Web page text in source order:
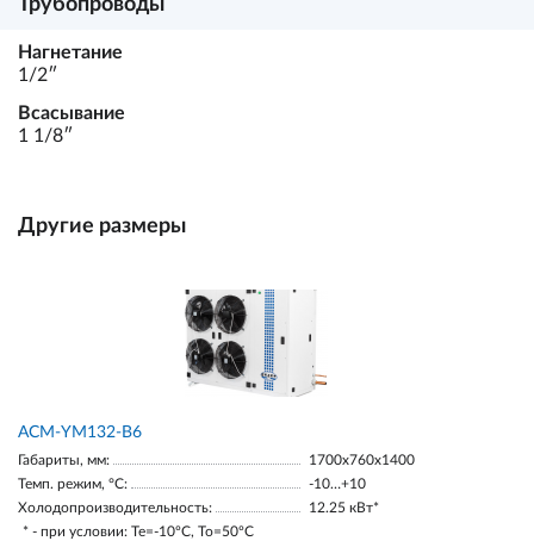
Трубопроводы
Нагнетание
1/2ʺ
Всасывание
1 1/8ʺ
Другие размеры
АСМ-YM132-В6
Габариты, мм:
1700х760х1400
Темп. режим, °С:
-10…+10
Холодопроизводительность:
12.25 кВт*
* - при условии: Te=-10ºC, To=50ºC